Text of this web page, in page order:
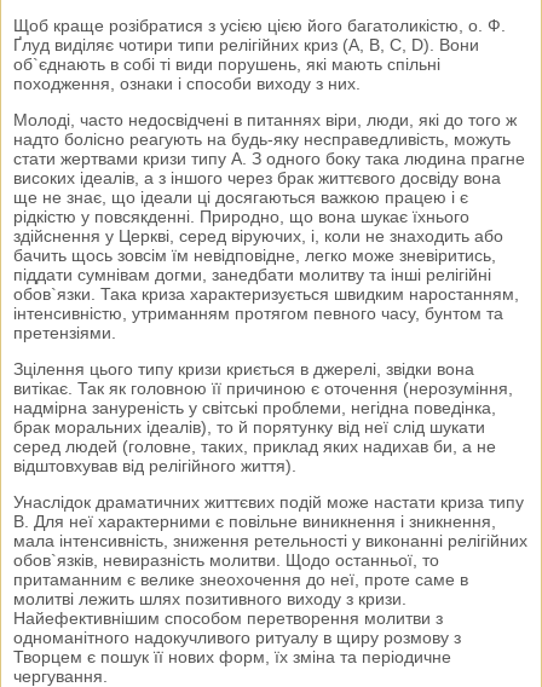
Щоб краще розібратися з усією цією його багатоликістю, о. Ф.
Ґлуд виділяє чотири типи релігійних криз (A, B, C, D). Вони
об`єднають в собі ті види порушень, які мають спільні
походження, ознаки і способи виходу з них.
Молоді, часто недосвідчені в питаннях віри, люди, які до того ж
надто болісно реагують на будь-яку несправедливість, можуть
стати жертвами кризи типу А. З одного боку така людина прагне
високих ідеалів, а з іншого через брак життєвого досвіду вона
ще не знає, що ідеали ці досягаються важкою працею і є
рідкістю у повсякденні. Природно, що вона шукає їхнього
здійснення у Церкві, серед віруючих, і, коли не знаходить або
бачить щось зовсім їм невідповідне, легко може зневіритись,
піддати сумнівам догми, занедбати молитву та інші релігійні
обов`язки. Така криза характеризується швидким наростанням,
інтенсивністю, утриманням протягом певного часу, бунтом та
претензіями.
Зцілення цього типу кризи криється в джерелі, звідки вона
витікає. Так як головною її причиною є оточення (нерозуміння,
надмірна зануреність у світські проблеми, негідна поведінка,
брак моральних ідеалів), то й порятунку від неї слід шукати
серед людей (головне, таких, приклад яких надихав би, а не
відштовхував від релігійного життя).
Унаслідок драматичних життєвих подій може настати криза типу
В. Для неї характерними є повільне виникнення і зникнення,
мала інтенсивність, зниження ретельності у виконанні релігійних
обов`язків, невиразність молитви. Щодо останньої, то
притаманним є велике знеохочення до неї, проте саме в
молитві лежить шлях позитивного виходу з кризи.
Найефективнішим способом перетворення молитви з
одноманітного надокучливого ритуалу в щиру розмову з
Творцем є пошук її нових форм, їх зміна та періодичне
чергування.